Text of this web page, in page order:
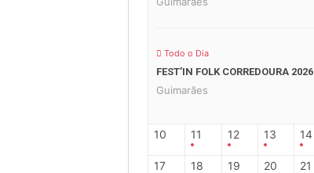
Todo o Dia
FEST’IN FOLK CORREDOURA 2026
Guimarães
10 11 12 13 14
17 18 19 20 21